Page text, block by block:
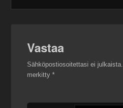
Vastaa
Sähköpostiosoitettasi ei julkaista.
merkitty*